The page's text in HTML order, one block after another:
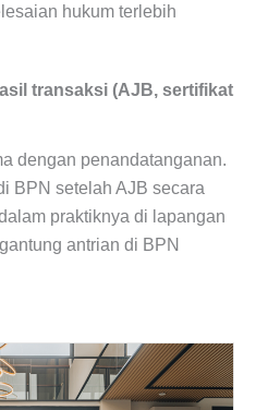
hukum terlebih
transaksi (AJB, sertifikat
dengan penandatanganan.
BPN setelah AJB secara
praktiknya di lapangan
antrian di BPN